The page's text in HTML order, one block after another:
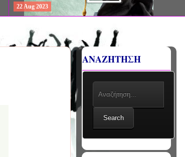
22Aug 2023
ΑΝΑΖΗΤΗΣΗ
Search